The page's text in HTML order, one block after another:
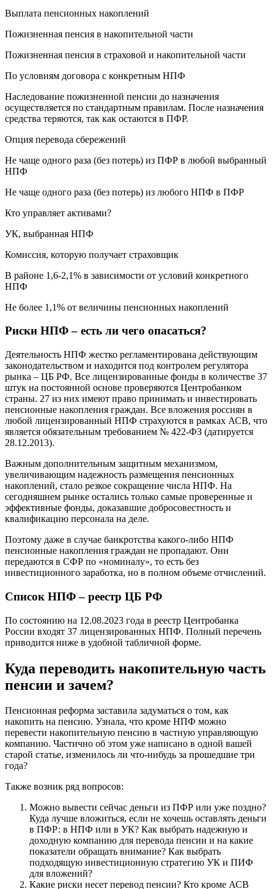
Выплата пенсионных накоплений
Пожизненная пенсия в накопительной части
Пожизненная пенсия в страховой и накопительной части
По условиям договора с конкретным НПФ
Наследование пожизненной пенсии до назначения
осуществляется по стандартным правилам. После назначения
средства теряются, так как остаются в ПФР.
Опция перевода сбережений
Не чаще одного раза (без потерь) из ПФР в любой выбранный
НПФ
Не чаще одного раза (без потерь) из любого НПФ в ПФР
Кто управляет активами?
УК, выбранная НПФ
Комиссия, которую получает страховщик
В районе 1,6-2,1% в зависимости от условий конкретного
НПФ
Не более 1,1% от величины пенсионных накоплений
Риски НПФ – есть ли чего опасаться?
Деятельность НПФ жестко регламентирована действующим
законодательством и находится под контролем регулятора
рынка – ЦБ РФ. Все лицензированные фонды в количестве 37
штук на постоянной основе проверяются Центробанком
страны. 27 из них имеют право принимать и инвестировать
пенсионные накопления граждан. Все вложения россиян в
любой лицензированный НПФ страхуются в рамках АСВ, что
является обязательным требованием № 422-ФЗ (датируется
28.12.2013).
Важным дополнительным защитным механизмом,
увеличивающим надежность размещения пенсионных
накоплений, стало резкое сокращение числа НПФ. На
сегодняшнем рынке остались только самые проверенные и
эффективные фонды, доказавшие добросовестность и
квалификацию персонала на деле.
Поэтому даже в случае банкротства какого-либо НПФ
пенсионные накопления граждан не пропадают. Они
передаются в СФР по «номиналу», то есть без
инвестиционного заработка, но в полном объеме отчислений.
Список НПФ – реестр ЦБ РФ
По состоянию на 12.08.2023 года в реестр Центробанка
России входят 37 лицензированных НПФ. Полный перечень
приводится ниже в удобной табличной форме.
Куда переводить накопительную часть
пенсии и зачем?
Пенсионная реформа заставила задуматься о том, как
накопить на пенсию. Узнала, что кроме НПФ можно
перевести накопительную пенсию в частную управляющую
компанию. Частично об этом уже написано в одной вашей
старой статье, изменилось ли что-нибудь за прошедшие три
года?
Также возник ряд вопросов:
Можно вывести сейчас деньги из ПФР или уже поздно?
Куда лучше вложиться, если не хочешь оставлять деньги
в ПФР: в НПФ или в УК? Как выбрать надежную и
доходную компанию для перевода пенсии и на какие
показатели обращать внимание? Как выбрать
подходящую инвестиционную стратегию УК и ПИФ
для вложений?
Какие риски несет перевод пенсии? Кто кроме АСВ